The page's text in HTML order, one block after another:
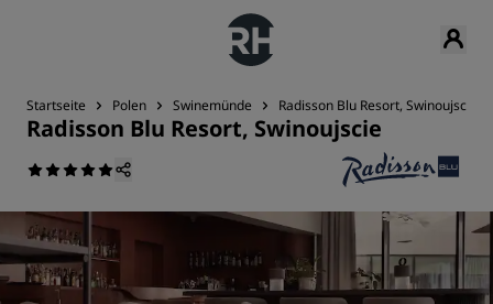
Startseite Polen Swinemünde Radisson Blu Resort, Swinoujscie
Radisson Blu Resort, Swinoujscie